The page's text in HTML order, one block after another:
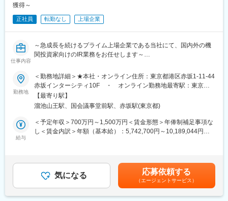
・国内外のグループ会社を含むサステナビリティ関連データの情
報収集・管理体制の構築
◇社内外との連携
・経営会議等への報告資料作成
■働き方の魅力：
残業時間は月平均30H程度です。就業時間の管理は徹底されてお
り、全社的に月40時間を超えることはほぼありません。また、1
■当社の強み：
以上がカテーテル治療が選択されています。その治療に使用され
るカテーテルおよびガイドワイヤ（カテーテルを治療部へ導くた
めのワイヤ）国内トップクラスシェアの実力を誇っています。ま
た、世界110の国と地域でのグローバル規模でのシェアも拡大し
獲得～
正社員 転勤なし 上場企業
仕事内容
～急成長を続けるプライム上場企業である当社にて、国内外の機
関投資家向けのIR業務をお任せします～
■職務内容：
・国内外（主に海外）の機関投資家とのIRミーティングの実施
（自身または役員等出席ミーティングのアレンジを含めたロジス
ティクス含む）
・日本語／英語による決算説明や有価証券報告書等の投資家向け
資料や適時開示資料の作成
・東証／金融庁への提出を要する制度開示の実務／制度変更時の
社内対応／開示実務
（1）ヘルスケア業界のDXを通じた社会貢献性が大きい成長企業
／投資家からの高い注目度
（2）エムスリー経営陣／事業部との距離の近さ／スピード感
勤務地
＜勤務地詳細＞★本社・オンライン住所：東京都港区赤坂1-11-44
赤坂インターシティ10F ・ オンライン勤務地最寄駅：東京メ
トロ銀座線、南北線／溜池山王駅受動喫煙対策：屋内喫煙可能場
所あり変更の範囲：会社の定める事業所（リモートワーク含む）
【最寄り駅】
溜池山王駅、国会議事堂前駅、赤坂駅(東京都)
給与
＜予定年収＞700万円～1,500万円＜賃金形態＞年俸制補足事項な
し＜賃金内訳＞年額（基本給）：5,742,700円～10,189,044円＜
■賞与：年2回（11月、5月）※個人業績評価に連動して支給■昇
給：年1回（4月）賃金はあくまでも目安の金額であり、選考を通
じて上下する可能性があります。月給(月額)は固定手当を含めた表
記です。
気になる 応募依頼する
（エージェントサービス）